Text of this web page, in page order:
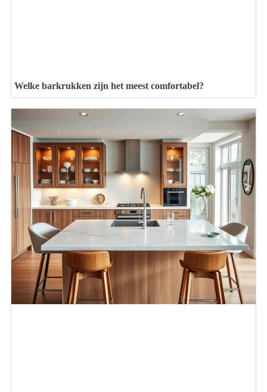
Welke barkrukken zijn het meest comfortabel?